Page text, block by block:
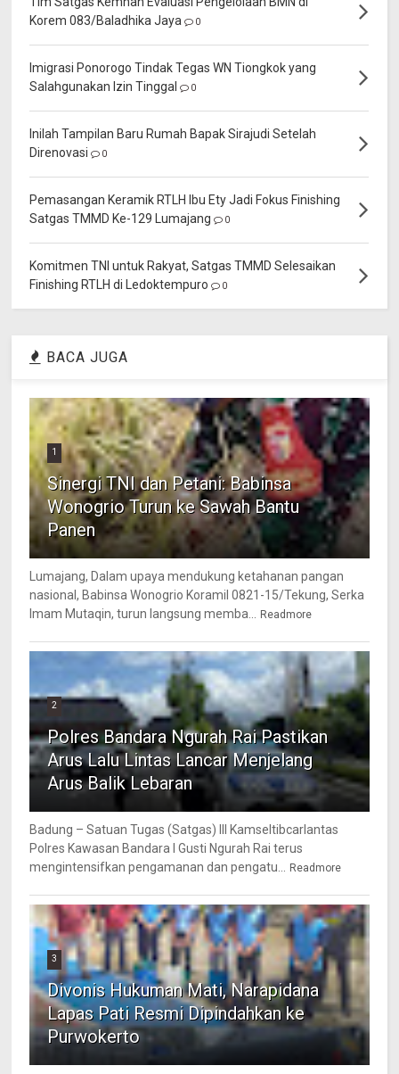
Korem 083/Baladhika Jaya
0
Imigrasi Ponorogo Tindak Tegas WN Tiongkok yang
Salahgunakan Izin Tinggal
0
Inilah Tampilan Baru Rumah Bapak Sirajudi Setelah
Direnovasi
0
Pemasangan Keramik RTLH Ibu Ety Jadi Fokus Finishing
Satgas TMMD Ke-129 Lumajang
0
Komitmen TNI untuk Rakyat, Satgas TMMD Selesaikan
Finishing RTLH di Ledoktempuro
0
BACA JUGA
1
Sinergi TNI dan Petani: Babinsa
Wonogrio Turun ke Sawah Bantu
Panen
Lumajang, Dalam upaya mendukung ketahanan pangan
nasional, Babinsa Wonogrio Koramil 0821-15/Tekung, Serka
Imam Mutaqin, turun langsung memba...
Readmore
2
Polres Bandara Ngurah Rai Pastikan
Arus Lalu Lintas Lancar Menjelang
Arus Balik Lebaran
Badung – Satuan Tugas (Satgas) III Kamseltibcarlantas
Polres Kawasan Bandara I Gusti Ngurah Rai terus
mengintensifkan pengamanan dan pengatu...
Readmore
3
Divonis Hukuman Mati, Narapidana
Lapas Pati Resmi Dipindahkan ke
Purwokerto